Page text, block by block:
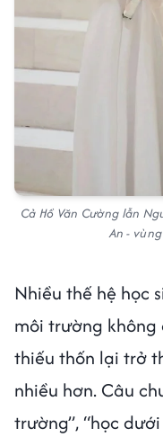
Cả Hồ Văn Cường lẫn
An -
Nhiều thế hệ học
môi trường
thiếu thốn lại trở
nhiều hơn. Câu
trường”, “học